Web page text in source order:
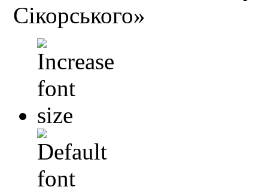
Сікорського»